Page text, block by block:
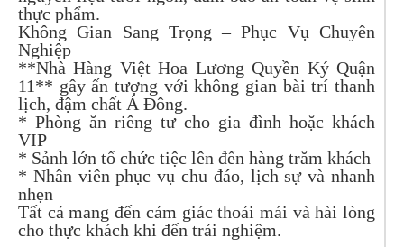
thực phẩm.
Không Gian Sang Trọng – Phục Vụ Chuyên
Nghiệp
**Nhà Hàng Việt Hoa Lương Quyền Ký Quận
11** gây ấn tượng với không gian bài trí thanh
lịch, đậm chất Á Đông.
* Phòng ăn riêng tư cho gia đình hoặc khách
VIP
* Sảnh lớn tổ chức tiệc lên đến hàng trăm khách
* Nhân viên phục vụ chu đáo, lịch sự và nhanh
nhẹn
Tất cả mang đến cảm giác thoải mái và hài lòng
cho thực khách khi đến trải nghiệm.